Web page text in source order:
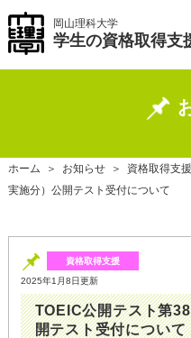
岡山理科大学
学生の資格取得支
ホーム ＞ お知らせ ＞ 資格取得支援
実施分）公開テスト受付について
資格取得支援
2025年1月8日更新
TOEIC公開テスト第
開テスト受付について